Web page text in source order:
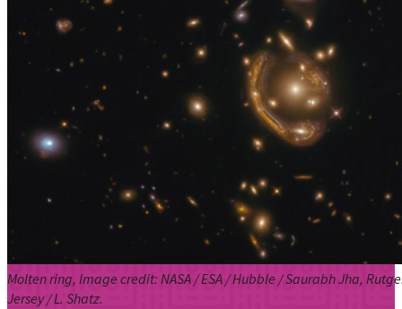
Molten ring, Image credit: NASA / ESA / Hubble / Saurabh Jha,
Jersey / L. Shatz.